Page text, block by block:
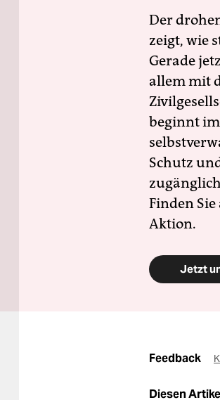
Der
zeigt, wie
Gerade
allem mit
beginnt
Schutz
Finden
Aktion.
Jetzt
Feedback
Diesen